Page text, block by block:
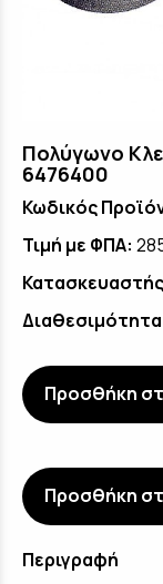
Πολύγωνο
6476400
Κωδικός
Τιμή με ΦΠΑ:
Προσθήκη
Προσθήκη
Περιγραφή